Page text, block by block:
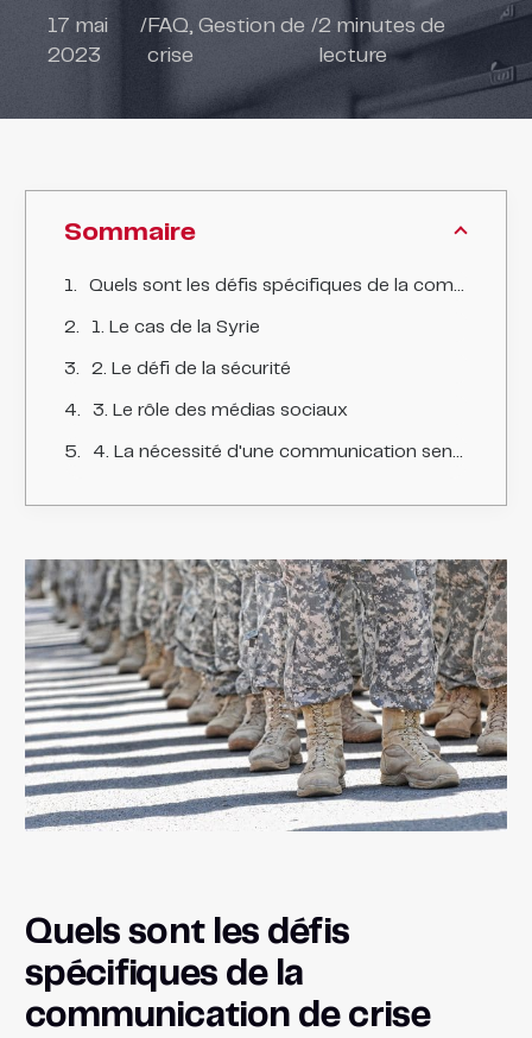
17 mai
2023
/FAQ,Gestion de
crise
/2 minutes de
lecture
Sommaire
Quels sont les défis spécifiques de la communication de crise dans les zones de conflit ?
1. Le cas de la Syrie
2. Le défi de la sécurité
3. Le rôle des médias sociaux
4. La nécessité d'une communication sensible au conflit
Quels sont les défis
spécifiques de la
communication de crise